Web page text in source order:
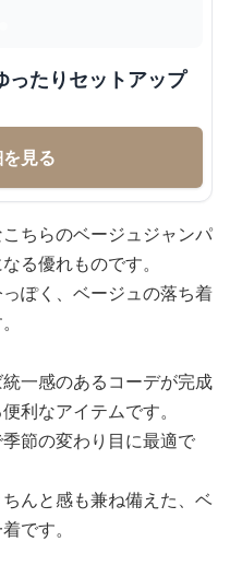
ったりセットアップ
見る
ちらのベージュジャンパ
る優れものです。
ぽく、ベージュの落ち着
一感のあるコーデが完成
利なアイテムです。
節の変わり目に最適で
んと感も兼ね備えた、ベ
です。